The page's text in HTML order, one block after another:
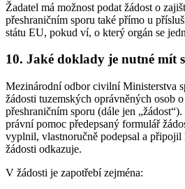
Žadatel má možnost podat žádost o
přeshraničním sporu také přímo u
státu EU, pokud ví, o který orgán se
10. Jaké doklady je nutné mít
Mezinárodní odbor civilní Ministerstva
žádosti tuzemských oprávněných osob
přeshraničním sporu (dále jen
právní pomoc předepsaný formulář
vyplnil, vlastnoručně podepsal a připojil
žádosti odkazuje.
V žádosti je zapotřebí zejména: